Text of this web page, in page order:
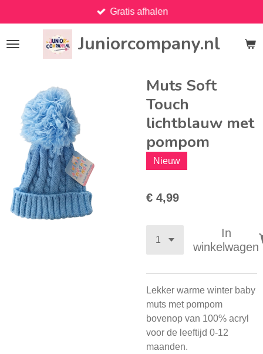
direct
naar
Juniorcompany.nl
Gratis afhalen
Muts Soft
Touch
lichtblauw met
pompom
Nieuw
€ 4,99
In
winkelwagen
Lekker warme winter baby
muts met pompom
bovenop van 100% acryl
voor de leeftijd 0-12
maanden.